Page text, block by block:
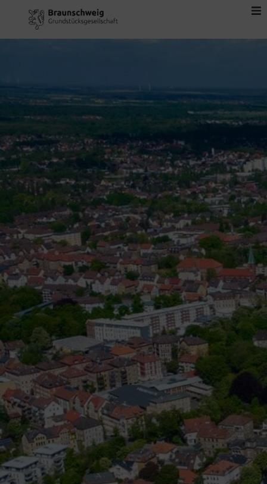
Home
Über uns
Wohngebiete
Gewerbegebiete
Kontakt